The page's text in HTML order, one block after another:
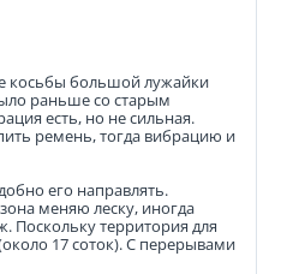
косьбы большой лужайки
раньше со старым
есть, но не сильная.
ремень, тогда вибрацию и
его направлять.
меняю леску, иногда
Поскольку территория для
17 соток). С перерывами